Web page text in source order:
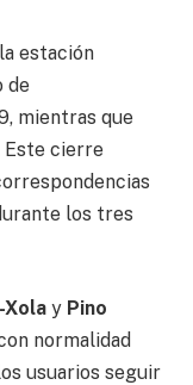
estación
de
mientras que
Este cierre
los tres
Xola y Pino
normalidad
usuarios seguir